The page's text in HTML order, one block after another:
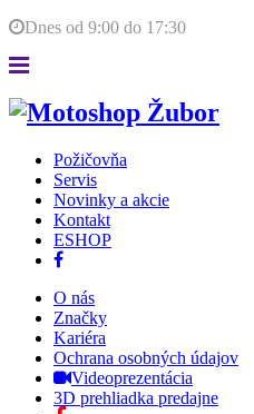
Dnes od 9:00 do 17:30
Požičovňa
Servis
Novinky a akcie
Kontakt
ESHOP
O nás
Značky
Kariéra
Ochrana osobných údajov
Videoprezentácia
3D prehliadka predajne